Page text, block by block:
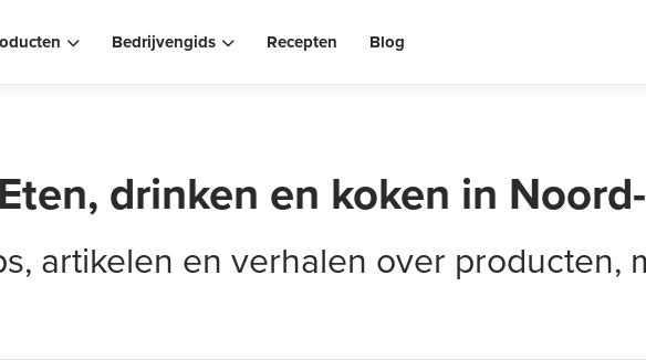
Bedrijvengids Recepten Blog
Eten, drinken en koken in
artikelen en verhalen over producten,